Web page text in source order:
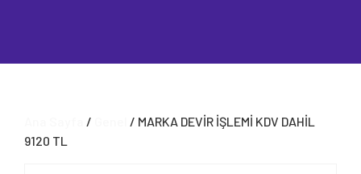
/
/ MARKA DEVİR İŞLEMİ KDV DAHİL
9120 TL